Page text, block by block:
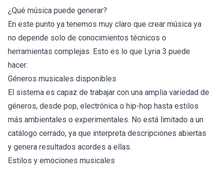
¿Qué música puede generar?
En este punto ya tenemos muy claro que crear música ya
no depende solo de conocimientos técnicos o
herramientas complejas. Esto es lo que Lyria 3 puede
hacer:
Géneros musicales disponibles
El sistema es capaz de trabajar con una amplia variedad de
géneros, desde pop, electrónica o hip-hop hasta estilos
más ambientales o experimentales. No está limitado a un
catálogo cerrado, ya que interpreta descripciones abiertas
y genera resultados acordes a ellas.
Estilos y emociones musicales